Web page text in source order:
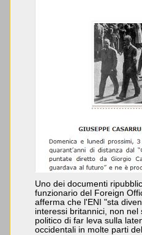
Uno dei documenti
funzionario del Foreign
afferma che l'ENI "sta
interessi britannici, non
politico di far leva sulla
occidentali in molte parti